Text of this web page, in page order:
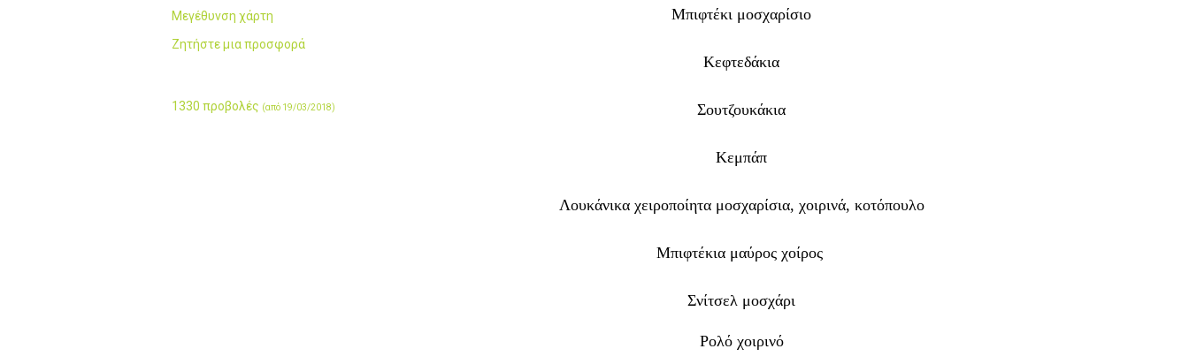
Μεγέθυνση χάρτη
Ζητήστε μια προσφορά
1330 προβολές (από 19/03/2018)
Μπιφτέκι μοσχαρίσιο
Κεφτεδάκια
Σουτζουκάκια
Κεμπάπ
Λουκάνικα χειροποίητα μοσχαρίσια, χοιρινά, κοτόπουλο
Μπιφτέκια μαύρος χοίρος
Σνίτσελ μοσχάρι
Ρολό χοιρινό